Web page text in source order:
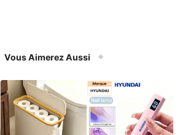
Vous Aimerez Aussi